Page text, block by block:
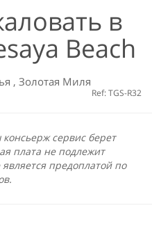
в
Beach
, Золотая Миля
Ref: TGS-R32
сервис берет
плата не подлежит
предоплатой по